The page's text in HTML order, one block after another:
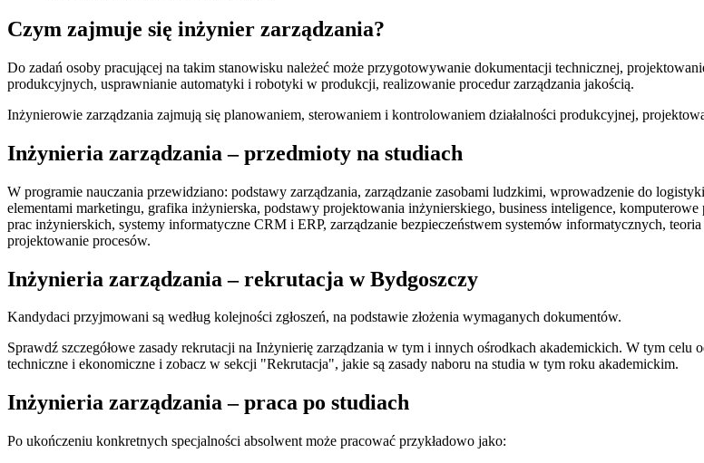
Czym zajmuje się inżynier zarządzania?
Do zadań osoby pracującej na takim stanowisku należeć może przygotowywanie dokumentacji technicznej,
produkcyjnych, usprawnianie automatyki i robotyki w produkcji, realizowanie procedur zarządzania jakością.
Inżynierowie zarządzania zajmują się planowaniem, sterowaniem i kontrolowaniem działalności produkcyjnej,
Inżynieria zarządzania – przedmioty na studiach
W programie nauczania przewidziano: podstawy zarządzania, zarządzanie zasobami ludzkimi, wprowadzenie do
elementami marketingu, grafika inżynierska, podstawy projektowania inżynierskiego, business inteligence,
prac inżynierskich, systemy informatyczne CRM i ERP, zarządzanie bezpieczeństwem systemów informatycznych,
projektowanie procesów.
Inżynieria zarządzania – rekrutacja w Bydgoszczy
Kandydaci przyjmowani są według kolejności zgłoszeń, na podstawie złożenia wymaganych dokumentów.
Sprawdź szczegółowe zasady rekrutacji na Inżynierię zarządzania w tym i innych ośrodkach akademickich. W tym celu
techniczne i ekonomiczne i zobacz w sekcji "Rekrutacja", jakie są zasady naboru na studia w tym roku akademickim.
Inżynieria zarządzania – praca po studiach
Po ukończeniu konkretnych specjalności absolwent może pracować przykładowo jako: